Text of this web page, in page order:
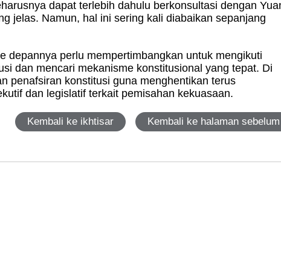
dapat terlebih dahulu berkonsultasi dengan
jelas. Namun, hal ini sering kali diabaikan sepanjang
depannya perlu mempertimbangkan untuk mengikuti
dan mencari mekanisme konstitusional yang tepat. Di
penafsiran konstitusi guna menghentikan terus
dan legislatif terkait pemisahan kekuasaan.
Kembali ke ikhtisar Kembali ke halaman sebelum